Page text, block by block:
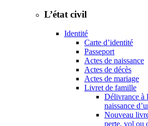
L’état civil
Identité
Carte d’identité
Passeport
Actes de naissance
Actes de décès
Actes de mariage
Livret de famille
Délivrance à
naissance
Nouveau
perte, vol ou